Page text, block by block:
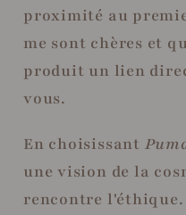
proximité au
me sont chères et
produit un lien
vous.
En choisissant
une vision de la
rencontre